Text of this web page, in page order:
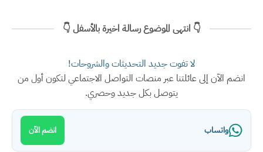
👇 انتهى الموضوع رسالة اخيرة بالأسفل 👇
لا تفوت جديد التحديثات والشروحات!
انضم الآن إلى عائلتنا عبر منصات التواصل الاجتماعي لتكون أول من
يتوصل بكل جديد وحصري.
واتساب انضم الآن